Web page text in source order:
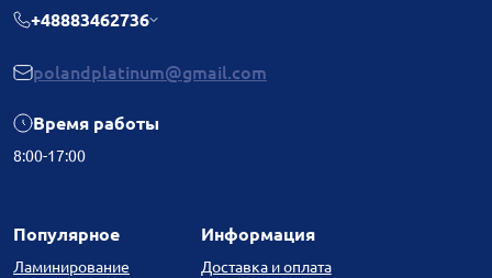
+48883462736
polandplatinum@gmail.com
Время работы
8:00-17:00
Популярное
Ламинирование
Информация
Доставка и оплата